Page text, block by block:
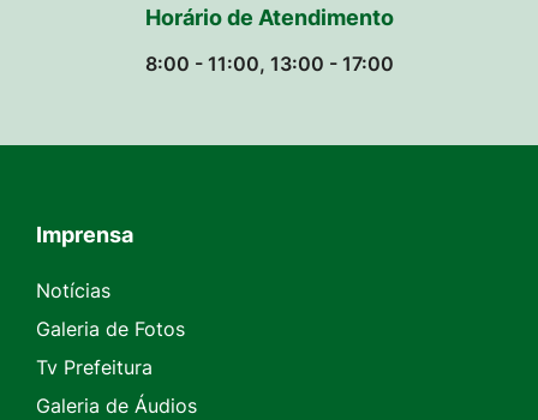
Horário de Atendimento
8:00 - 11:00, 13:00 - 17:00
Seção do Rodapé e Contato
Imprensa
Notícias
Galeria de Fotos
Tv Prefeitura
Galeria de Áudios